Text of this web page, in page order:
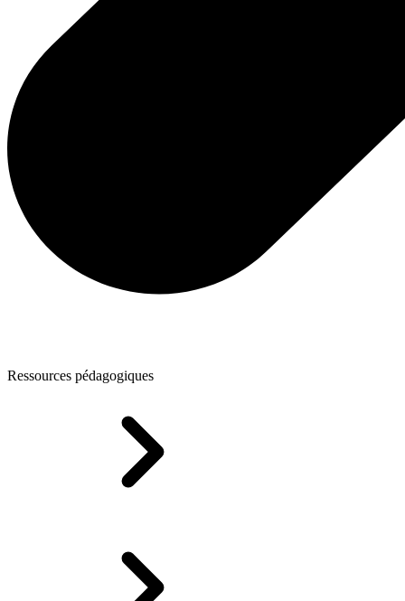
Ressources pédagogiques